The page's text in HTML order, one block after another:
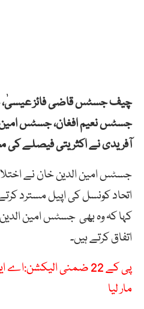
چیف جسٹس قاضی فائز
جسٹس نعیم افغان، جسٹس
آفریدی نے اکثریتی فیصلے کی
جسٹس امین الدین خان نے
اتحاد کونسل کی اپیل مسترد
کہا کہ وہ بھی جسٹس امین
اتفاق کرتے ہیں۔
پی کے 22 ضمنی
مار لیا